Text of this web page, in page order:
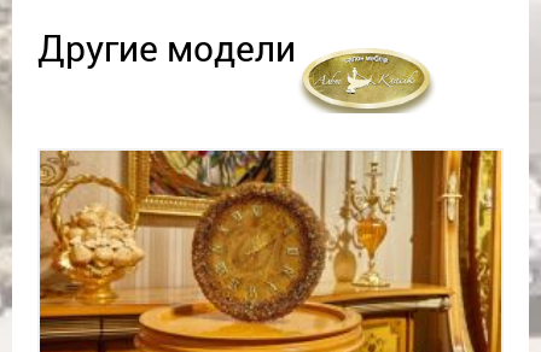
Другие модели